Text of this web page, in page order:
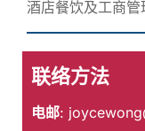
酒店餐饮及工商管
联络方法
电邮: